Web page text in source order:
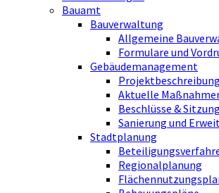
Bauamt
Bauverwaltung
Allgemeine
Formulare und
Gebäudemanagement
Projektbeschreibung
Aktuelle
Beschlüsse &
Sanierung und
Stadtplanung
Regionalplanung